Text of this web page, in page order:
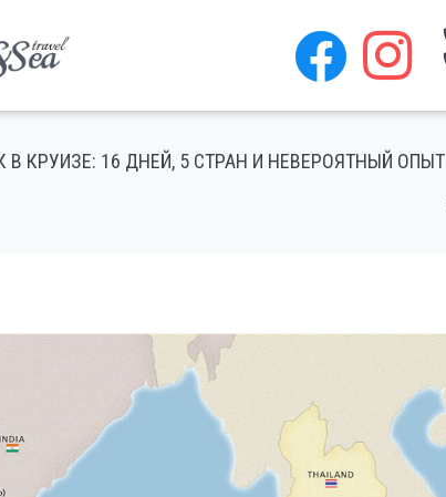
КРУИЗЕ: 16 ДНЕЙ, 5 СТРАН И НЕВЕРОЯТНЫЙ ОПЫТ